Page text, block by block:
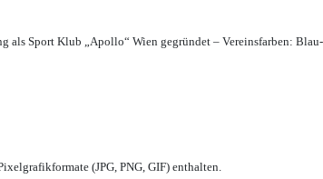
als Sport Klub „Apollo“ Wien gegründet – Vereinsfarben:
(JPG, PNG, GIF) enthalten.